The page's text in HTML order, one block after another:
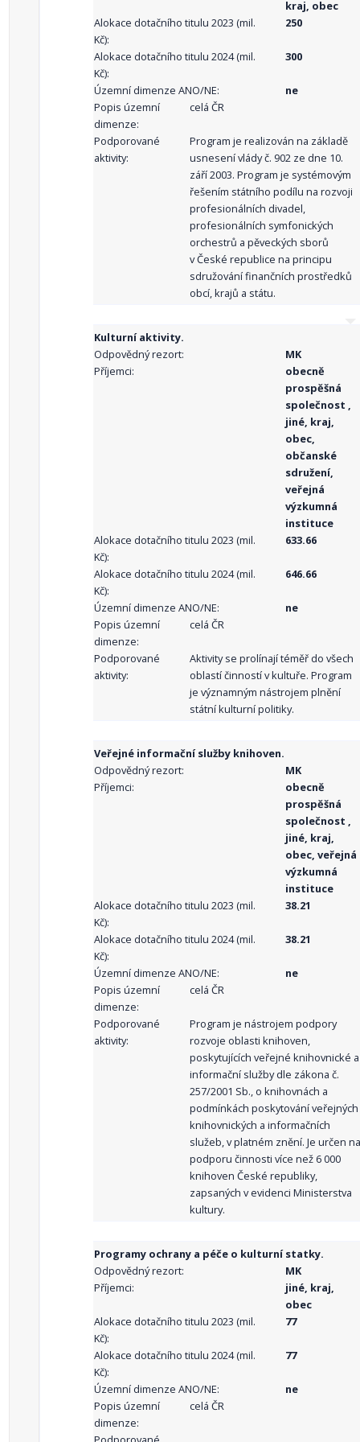
kraj, obec
Alokace dotačního titulu 2023 (mil.
Kč):
250
Alokace dotačního titulu 2024 (mil.
Kč):
300
Územní dimenze ANO/NE:
ne
Popis územní
dimenze:
celá ČR
Podporované
aktivity:
Program je realizován na základě
usnesení vlády č. 902 ze dne 10.
září 2003. Program je systémovým
řešením státního podílu na rozvoji
profesionálních divadel,
profesionálních symfonických
orchestrů a pěveckých sborů
v České republice na principu
sdružování finančních prostředků
obcí, krajů a státu.
Kulturní aktivity.
Odpovědný rezort:
MK
Příjemci:
obecně
prospěšná
společnost ,
jiné, kraj,
obec,
občanské
sdružení,
veřejná
výzkumná
instituce
Alokace dotačního titulu 2023 (mil.
Kč):
633.66
Alokace dotačního titulu 2024 (mil.
Kč):
646.66
Územní dimenze ANO/NE:
ne
Popis územní
dimenze:
celá ČR
Podporované
aktivity:
Aktivity se prolínají téměř do všech
oblastí činností v kultuře. Program
je významným nástrojem plnění
státní kulturní politiky.
Veřejné informační služby knihoven.
Odpovědný rezort:
MK
Příjemci:
obecně
prospěšná
společnost ,
jiné, kraj,
obec, veřejná
výzkumná
instituce
Alokace dotačního titulu 2023 (mil.
Kč):
38.21
Alokace dotačního titulu 2024 (mil.
Kč):
38.21
Územní dimenze ANO/NE:
ne
Popis územní
dimenze:
celá ČR
Podporované
aktivity:
Program je nástrojem podpory
rozvoje oblasti knihoven,
poskytujících veřejné knihovnické a
informační služby dle zákona č.
257/2001 Sb., o knihovnách a
podmínkách poskytování veřejných
knihovnických a informačních
služeb, v platném znění. Je určen na
podporu činnosti více než 6 000
knihoven České republiky,
zapsaných v evidenci Ministerstva
kultury.
Programy ochrany a péče o kulturní statky.
Odpovědný rezort:
MK
Příjemci:
jiné, kraj,
obec
Alokace dotačního titulu 2023 (mil.
Kč):
77
Alokace dotačního titulu 2024 (mil.
Kč):
77
Územní dimenze ANO/NE:
ne
Popis územní
dimenze:
celá ČR